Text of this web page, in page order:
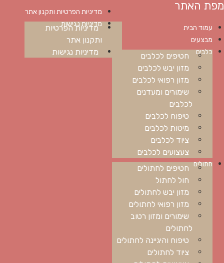
מפת האתר
עמוד הבית
מבצעים
כלבים
חטיפים לכלבים
מזון יבש לכלבים
מזון רפואי לכלבים
שימורים ומעדנים
לכלבים
טיפוח לכלבים
מיטות לכלבים
ציוד לכלבים
צעצועים לכלבים
חתולים חטיפים לחתולים
חול לחתול
מזון יבש לחתולים
מזון רפואי לחתולים
שימורים ומזון רטוב
לחתולים
טיפוח והיגיינה לחתולים
ציוד לחתולים
מדיניות הפרטיות ותקנון אתר
מדיניות נגישות
מדיניות הפרטיות
ותקנון אתר
מדיניות נגישות